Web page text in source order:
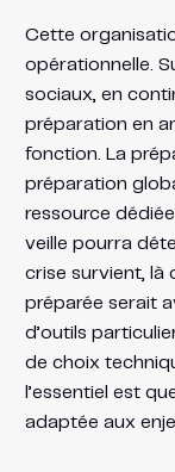
Cette
opérationnelle.
sociaux, en
préparation en
fonction. La
préparation
ressource
veille pourra
crise survient, là
préparée serait
d’outils
de choix
l’essentiel est
adaptée aux